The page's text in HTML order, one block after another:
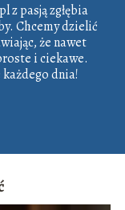
z pasją zgłębia
Chcemy dzielić
że nawet
i ciekawe.
dnia!